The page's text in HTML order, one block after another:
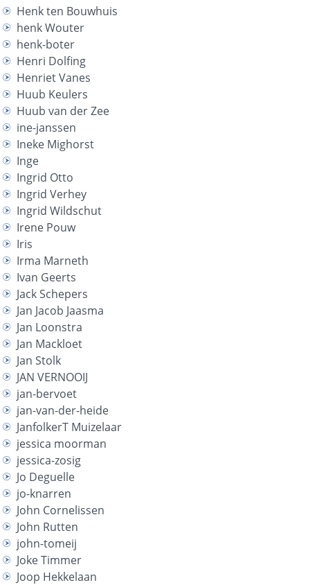
Henk ten Bouwhuis
henk Wouter
henk-boter
Henri Dolfing
Henriet Vanes
Huub Keulers
Huub van der Zee
ine-janssen
Ineke Mighorst
Inge
Ingrid Otto
Ingrid Verhey
Ingrid Wildschut
Irene Pouw
Iris
Irma Marneth
Ivan Geerts
Jack Schepers
Jan Jacob Jaasma
Jan Loonstra
Jan Mackloet
Jan Stolk
JAN VERNOOIJ
jan-bervoet
jan-van-der-heide
JanfolkerT Muizelaar
jessica moorman
jessica-zosig
Jo Deguelle
jo-knarren
John Cornelissen
John Rutten
john-tomeij
Joke Timmer
Joop Hekkelaan